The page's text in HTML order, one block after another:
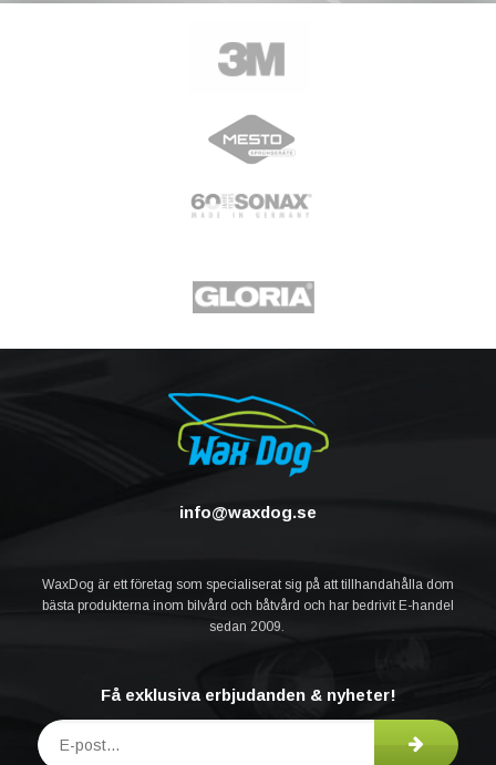
info@waxdog.se
WaxDog är ett företag som specialiserat sig på att tillhandahålla dom
bästa produkterna inom bilvård och båtvård och har bedrivit E-handel
sedan 2009.
Få exklusiva erbjudanden & nyheter!